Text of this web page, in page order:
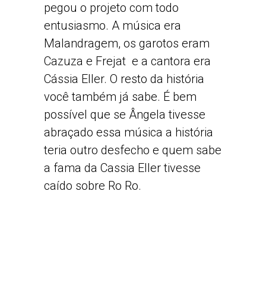
pegou o projeto com todo
entusiasmo. A música era
Malandragem, os garotos eram
Cazuza e Frejat e a cantora era
Cássia Eller. O resto da história
você também já sabe. É bem
possível que se Ângela tivesse
abraçado essa música a história
teria outro desfecho e quem sabe
a fama da Cassia Eller tivesse
caído sobre Ro Ro.